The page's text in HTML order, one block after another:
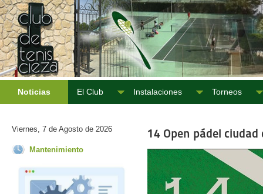
Noticias El Club Instalaciones Torneos
Viernes, 7 de Agosto de 2026
Mantenimiento
14 Open pádel ciudad